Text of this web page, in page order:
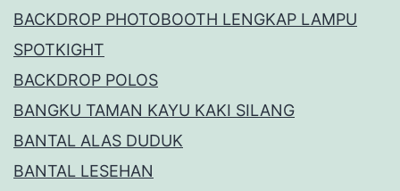
BACKDROP PHOTOBOOTH LENGKAP LAMPU
SPOTKIGHT
BACKDROP POLOS
BANGKU TAMAN KAYU KAKI SILANG
BANTAL ALAS DUDUK
BANTAL LESEHAN